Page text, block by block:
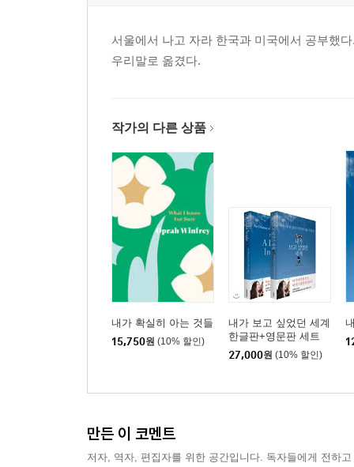
서울에서 나고 자라 한국과 미국에서 공부했
우리말로 옮겼다.
작가의 다른 상품
내가 확실히 아는 것들
15,750원 (10% 할인)
내가 보고 싶었던 세계
한글판+영문판 세트
27,000원 (10% 할인)
만든 이 코멘트
저자, 역자, 편집자를 위한 공간입니다. 독자들에게 전하